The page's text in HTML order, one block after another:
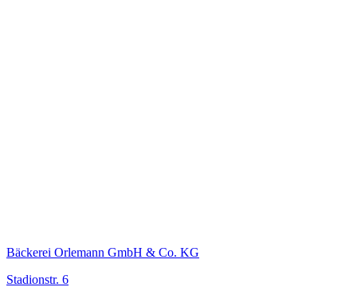
Bäckerei Orlemann GmbH & Co. KG
Stadionstr. 6